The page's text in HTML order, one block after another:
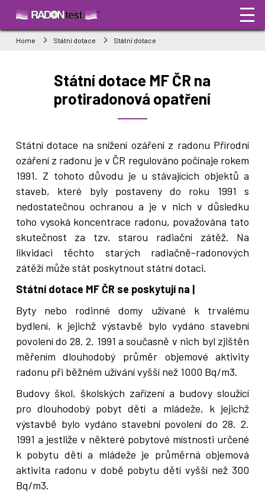
Home Státní dotace Státní dotace
Státní dotace MF ČR na
protiradonová opatření
Státní dotace na snížení ozáření z radonu Přírodní
ozáření z radonu je v ČR regulováno počínaje rokem
1991. Z tohoto důvodu je u stávajících objektů a
staveb, které byly postaveny do roku 1991 s
nedostatečnou ochranou a je v nich v důsledku
toho vysoká koncentrace radonu, považována tato
skutečnost za tzv. starou radiační zátěž. Na
likvidaci těchto starých radiačně-radonových
zátěží může stát poskytnout státní dotaci.
Státní dotace MF ČR se poskytují na |
Byty nebo rodinné domy užívané k trvalému
bydlení, k jejichž výstavbě bylo vydáno stavební
povolení do 28. 2. 1991 a současně v nich byl zjištěn
měřením dlouhodobý průměr objemové aktivity
radonu při běžném užívání vyšší než 1000 Bq/m3.
Budovy škol, školských zařízení a budovy sloužící
pro dlouhodobý pobyt dětí a mládeže, k jejichž
výstavbě bylo vydáno stavební povolení do 28. 2.
1991 a jestliže v některé pobytové místnosti určené
k pobytu dětí a mládeže je průměrná objemová
aktivita radonu v době pobytu dětí vyšší než 300
Bq/m3.